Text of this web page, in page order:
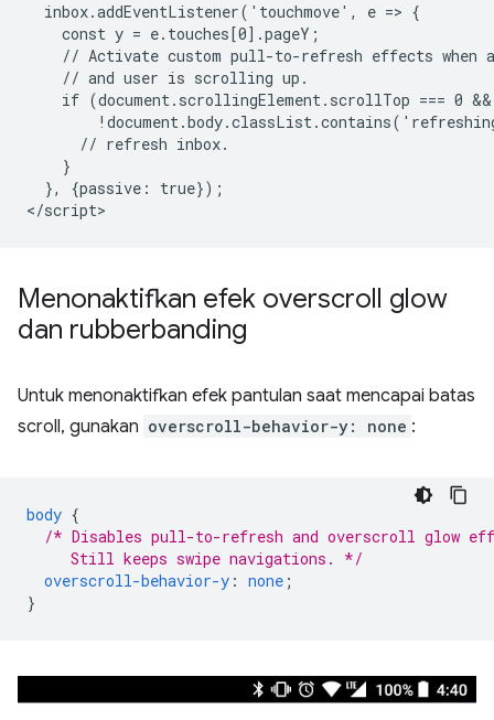
  inbox.addEventListener('touchmove', e => {
    const y = e.touches[0].pageY;
// Activate custom pull-to-refresh effects when
    // and user is scrolling up.
if (document.scrollingElement.scrollTop === 0
      // refresh inbox.
    }
  }, {passive: true});
Menonaktifkan efek overscroll glow
dan rubberbanding
Untuk menonaktifkan efek pantulan saat mencapai batas
scroll, gunakan overscroll-behavior-y: none :
body {
/* Disables pull-to-refresh and overscroll glow
     Still keeps swipe navigations. */
overscroll-behavior-y : none ;
}